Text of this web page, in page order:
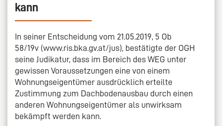
kann
In seiner Entscheidung vom 21.05.2019, 5 Ob
58/19v (www.ris.bka.gv.at/jus), bestätigte der OGH
seine Judikatur, dass im Bereich des WEG unter
gewissen Voraussetzungen eine von einem
Wohnungseigentümer ausdrücklich erteilte
Zustimmung zum Dachbodenausbau durch einen
anderen Wohnungseigentümer als unwirksam
bekämpft werden kann.